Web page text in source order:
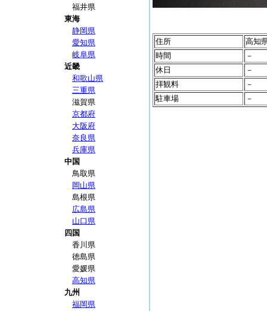
福井県
東海
静岡県
愛知県
岐阜県
近畿
和歌山県
三重県
滋賀県
京都府
大阪府
奈良県
兵庫県
中国
鳥取県
岡山県
島根県
広島県
山口県
四国
香川県
徳島県
愛媛県
高知県
九州
福岡県
住所
高知
時間
－
休日
－
拝観料
－
駐車場
－